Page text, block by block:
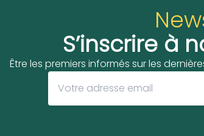
S’inscrire à
Être les premiers informés sur les